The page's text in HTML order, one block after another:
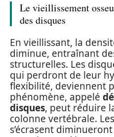
Le vieillissement
des disques
En vieillissant, la
diminue, entraînant
structurelles. Les
qui perdront de leur
flexibilité, deviennent
phénomène, appelé
disques, peut réduire
colonne vertébrale.
s’écrasent